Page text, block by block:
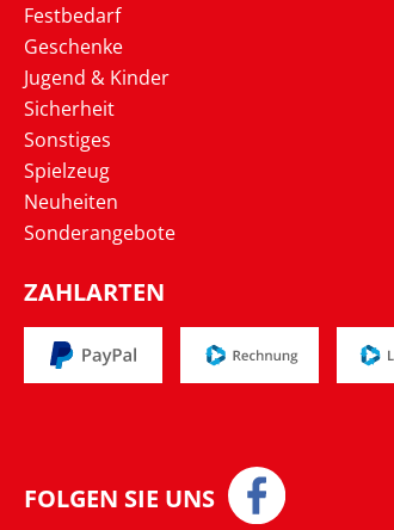
Festbedarf
Geschenke
Jugend & Kinder
Sicherheit
Sonstiges
Spielzeug
Neuheiten
Sonderangebote
ZAHLARTEN
FOLGEN SIE UNS